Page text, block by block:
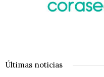
Últimas noticias